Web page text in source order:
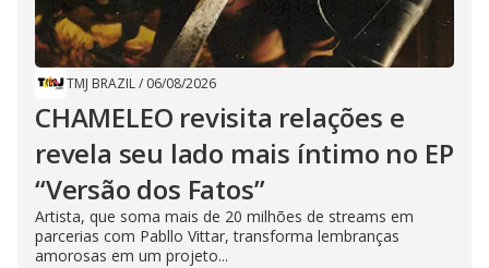
TMJ BRAZIL/ 06/08/2026
CHAMELEO revisita relações e
revela seu lado mais íntimo no EP
“Versão dos Fatos”
Artista, que soma mais de 20 milhões de streams em
parcerias com Pabllo Vittar, transforma lembranças
amorosas em um projeto...